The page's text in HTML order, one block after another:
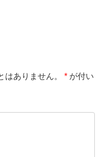
はありません。 * が付い